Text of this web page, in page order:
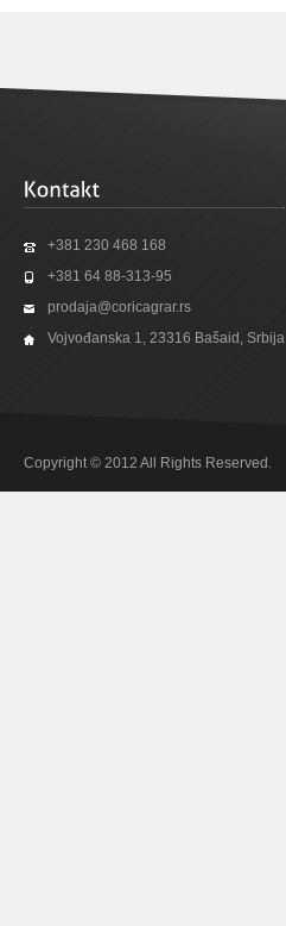
+381 230 468 168
+381 64 88-313-95
prodaja@coricagrar.rs
Vojvođanska 1, 23316 Bašaid, Srbija
Copyright © 2012 All Rights Reserved.